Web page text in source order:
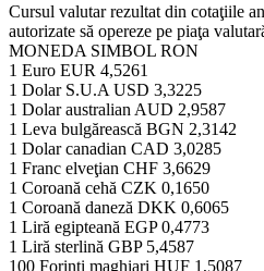
Cursul valutar rezultat din cotaţiile
autorizate să opereze pe piaţa
MONEDA SIMBOL RON
1 Euro EUR 4,5261
1 Dolar S.U.A USD 3,3225
1 Dolar australian AUD 2,9587
1 Leva bulgărească BGN 2,3142
1 Dolar canadian CAD 3,0285
1 Franc elveţian CHF 3,6629
1 Coroană cehă CZK 0,1650
1 Coroană daneză DKK 0,6065
1 Liră egipteană EGP 0,4773
1 Liră sterlină GBP 5,4587
100 Forinţi maghiari HUF 1,5087